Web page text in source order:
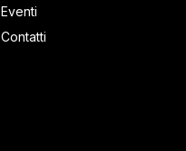
Eventi
Contatti